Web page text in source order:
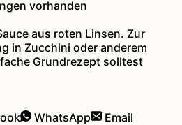
vorhanden
aus roten Linsen. Zur
in Zucchini oder anderem
Grundrezept solltest
WhatsApp Email